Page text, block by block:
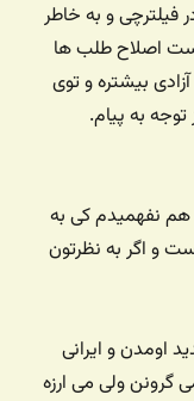
فیلترچی و به خاطر
اصلاح طلب ها
بیشتره و توی
به پیام.
هم نفهمیدم کی به
و اگر به نظرتون
اومدن و ایرانی
ولی می ارزه